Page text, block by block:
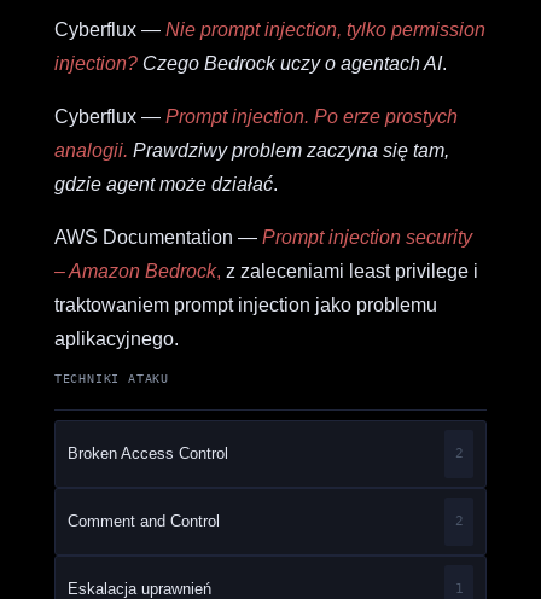
Cyberflux — Nie prompt injection, tylko permission
injection?Czego Bedrock uczy o agentach AI.
Cyberflux — Prompt injection. Po erze prostych
analogii. Prawdziwy problem zaczyna się tam,
gdzie agent może działać.
AWS Documentation — Prompt injection security
– Amazon Bedrock, z zaleceniami least privilege i
traktowaniem prompt injection jako problemu
aplikacyjnego.
TECHNIKI ATAKU
Broken Access Control 2
Comment and Control 2
Eskalacja uprawnień 1